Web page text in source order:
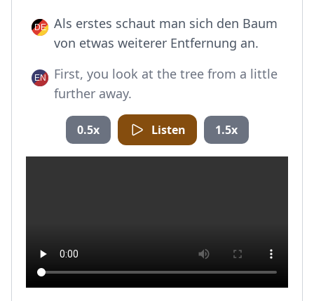
Als erstes schaut man sich den Baum
von etwas weiterer Entfernung an.
First, you look at the tree from a little
further away.
0.5x Listen 1.5x